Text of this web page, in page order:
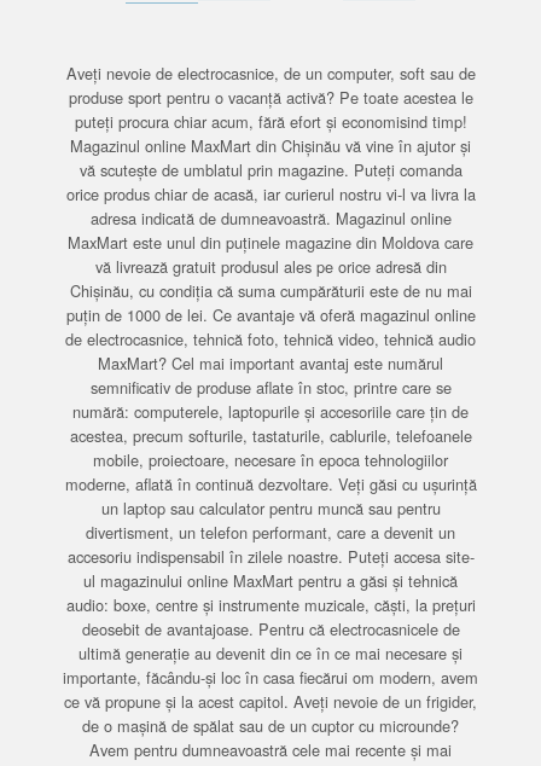
Aveți nevoie de electrocasnice, de un computer, soft sau de
produse sport pentru o vacanță activă? Pe toate acestea le
puteți procura chiar acum, fără efort și economisind timp!
Magazinul online MaxMart din Chișinău vă vine în ajutor și
vă scutește de umblatul prin magazine. Puteți comanda
orice produs chiar de acasă, iar curierul nostru vi-l va livra la
adresa indicată de dumneavoastră. Magazinul online
MaxMart este unul din puținele magazine din Moldova care
vă livrează gratuit produsul ales pe orice adresă din
Chișinău, cu condiția că suma cumpărăturii este de nu mai
puțin de 1000 de lei. Ce avantaje vă oferă magazinul online
de electrocasnice, tehnică foto, tehnică video, tehnică audio
MaxMart? Cel mai important avantaj este numărul
semnificativ de produse aflate în stoc, printre care se
numără: computerele, laptopurile și accesoriile care țin de
acestea, precum softurile, tastaturile, cablurile, telefoanele
mobile, proiectoare, necesare în epoca tehnologiilor
moderne, aflată în continuă dezvoltare. Veți găsi cu ușurință
un laptop sau calculator pentru muncă sau pentru
divertisment, un telefon performant, care a devenit un
accesoriu indispensabil în zilele noastre. Puteți accesa site-
ul magazinului online MaxMart pentru a găsi și tehnică
audio: boxe, centre și instrumente muzicale, căști, la prețuri
deosebit de avantajoase. Pentru că electrocasnicele de
ultimă generație au devenit din ce în ce mai necesare și
importante, făcându-și loc în casa fiecărui om modern, avem
ce vă propune și la acest capitol. Aveți nevoie de un frigider,
de o mașină de spălat sau de un cuptor cu microunde?
Avem pentru dumneavoastră cele mai recente și mai